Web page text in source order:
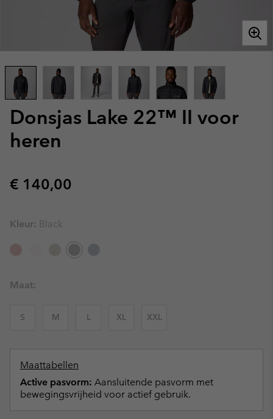
Donsjas Lake 22™ II voor
heren
Regular price:
€ 140,00
Kleur: Black
Maat:
S M L XL XXL
Maattabellen
Active pasvorm: Aansluitende pasvorm met
bewegingsvrijheid voor actief gebruik.